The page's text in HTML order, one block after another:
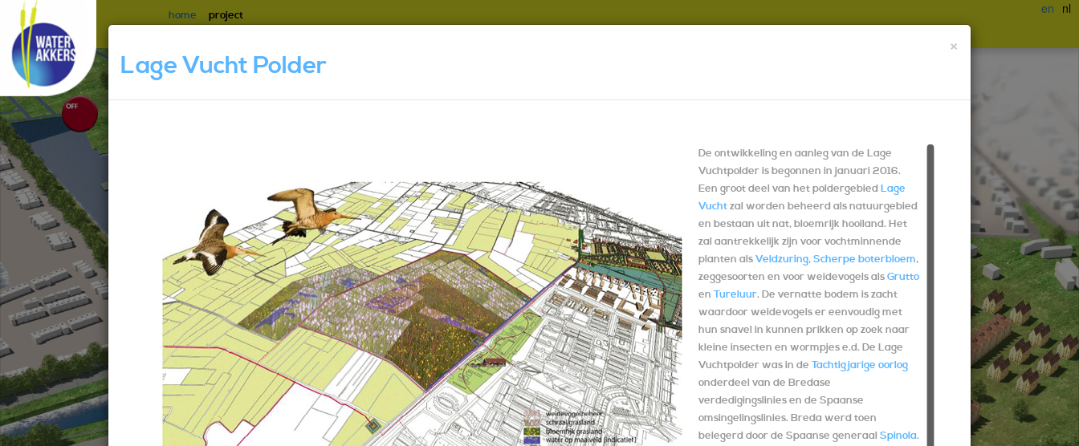
en nl
home
project
×
Lage Vucht Polder
De ontwikkeling en aanleg van de Lage
Vuchtpolder is begonnen in januari 2016.
Een groot deel van het poldergebiedLage
Vuchtzal worden beheerd als natuurgebied
en bestaan uit nat, bloemrijk hooiland. Het
zal aantrekkelijk zijn voor vochtminnende
planten alsVeldzuring,Scherpe boterbloem,
zeggesoorten en voor weidevogels alsGrutto
enTureluur. De vernatte bodem is zacht
waardoor weidevogels er eenvoudig met
hun snavel in kunnen prikken op zoek naar
kleine insecten en wormpjes e.d. De Lage
Vuchtpolder was in deTachtigjarige oorlog
onderdeel van de Bredase
verdedigingslinies en de Spaanse
omsingelingslinies. Breda werd toen
belegerd door de Spaanse generaalSpinola.